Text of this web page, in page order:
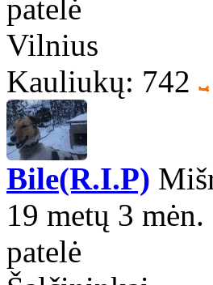
patelė
Vilnius
Kauliukų: 742
Bile(R.I.P)
19 metų 3 mėn.
patelė